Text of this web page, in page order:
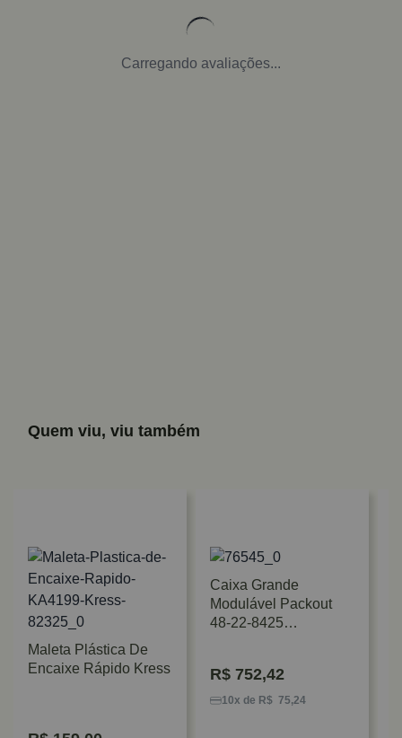
Carregando avaliações...
Quem viu, viu também
Maleta Plástica De
Encaixe Rápido Kress
Caixa Grande
Modulável Packout
48-22-8425
R$ 752,42
10x de R$ 75,24